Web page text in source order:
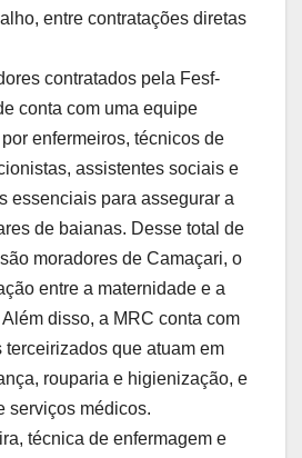
entre contratações diretas
contratados pela Fesf-
conta com uma equipe
enfermeiros, técnicos de
assistentes sociais e
essenciais para assegurar a
de baianas. Desse total de
moradores de Camaçari, o
entre a maternidade e a
disso, a MRC conta com
terceirizados que atuam em
rouparia e higienização, e
serviços médicos.
técnica de enfermagem e